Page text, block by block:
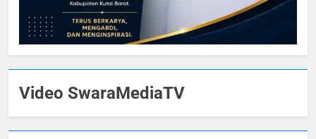
Video SwaraMediaTV